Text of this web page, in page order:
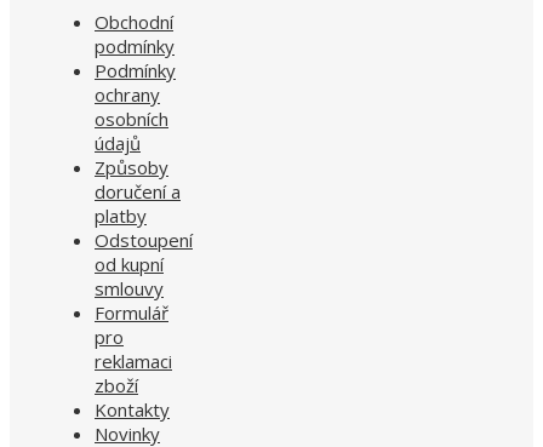
Obchodní
podmínky
Podmínky
ochrany
osobních
údajů
Způsoby
doručení a
platby
Odstoupení
od kupní
smlouvy
Formulář
pro
reklamaci
zboží
Kontakty
Novinky